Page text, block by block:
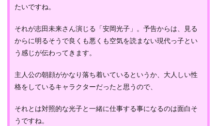
たいですね。
それが志田未来さん演じる「安岡光子」。予告からは、見る
からに明るそうで良くも悪くも空気を読まない現代っ子とい
う感じが伝わってきます。
主人公の朝顔がかなり落ち着いているというか、大人しい性
格をしているキャラクターだったと思うので、
それとは対照的な光子と一緒に仕事する事になるのは面白そ
うですね。